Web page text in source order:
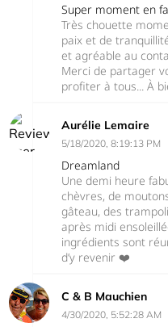
Super moment en
Très chouette
paix et de
et agréable au
Merci de partager
profiter à tous... À
Aurélie Lemaire
5/18/2020, 8:19:13 PM
Dreamland
Une demi heure
chèvres, de
gâteau, des
après midi
ingrédients sont
d’y revenir ❤️
C & B Mauchien
4/30/2020, 5:52:28 AM